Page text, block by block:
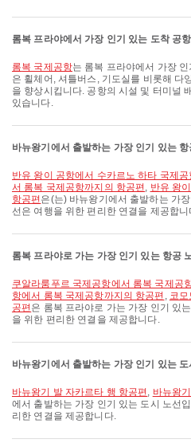
롬복 프라야에서 가장 인기 있는 도착 공
롬복 국제공항는 롬복 프라야에서 가장
은 휠체어, 셔틀버스, 기도실를 비롯해 다
을 향상시킵니다. 공항의 시설 및 터미널
있습니다.
바뉴왕기에서 출발하는 가장 인기 있는
반유 왕이 공항에서 수카르노 하타 국제
서 롬복 국제공항까지의 항공편 , 반유 왕
항공편 은(는) 바뉴왕기에서 출발하는 가
선은 여행을 위한 편리한 연결을 제공합니
롬복 프라야로 가는 가장 인기 있는 항공
쿠알라룸푸르 국제공항에서 롬복 국제공
항에서 롬복 국제공항까지의 항공편 , 코
공편 은 롬복 프라야로 가는 가장 인기 있
을 위한 편리한 연결을 제공합니다.
바뉴왕기에서 출발하는 가장 인기 있는
바뉴왕기 발 자카르타 행 항공편 , 바뉴왕
에서 출발하는 가장 인기 있는 도시 노선
리한 연결을 제공합니다.